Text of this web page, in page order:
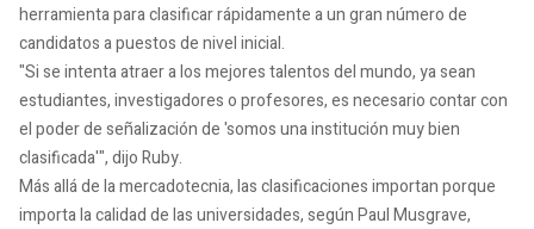
herramienta para clasificar rápidamente a un gran número de
candidatos a puestos de nivel inicial.
"Si se intenta atraer a los mejores talentos del mundo, ya sean
estudiantes, investigadores o profesores, es necesario contar con
el poder de señalización de 'somos una institución muy bien
clasificada'", dijo Ruby.
Más allá de la mercadotecnia, las clasificaciones importan porque
importa la calidad de las universidades, según Paul Musgrave,